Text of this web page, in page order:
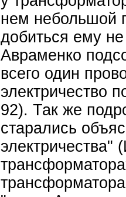
нем небольшой
добиться ему
Авраменко
всего один
электричество
92). Так же
старались
электричества"